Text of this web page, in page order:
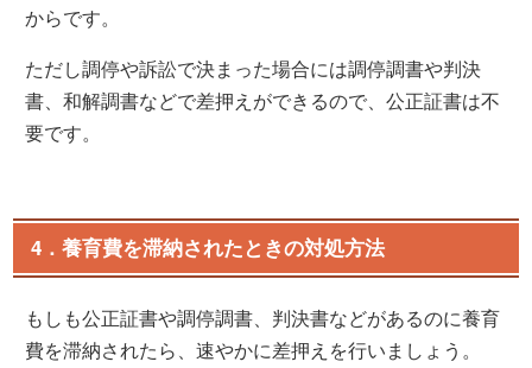
からです。
ただし調停や訴訟で決まった場合には調停調書や判決
書、和解調書などで差押えができるので、公正証書は不
要です。
4．養育費を滞納されたときの対処方法
もしも公正証書や調停調書、判決書などがあるのに養育
費を滞納されたら、速やかに差押えを行いましょう。